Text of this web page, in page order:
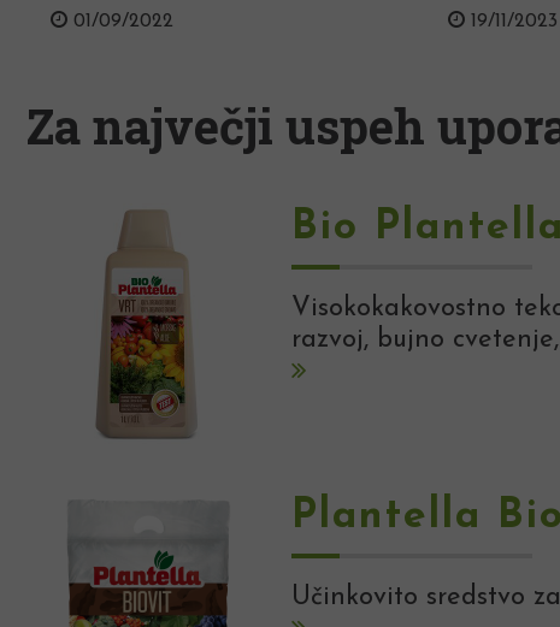
01/09/2022 19/11/2023
Za največji uspeh
Bio
Visokokakovostno
razvoj, bujno
Plantella
Učinkovito sredstvo